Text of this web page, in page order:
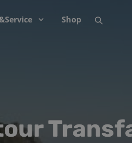
Shop